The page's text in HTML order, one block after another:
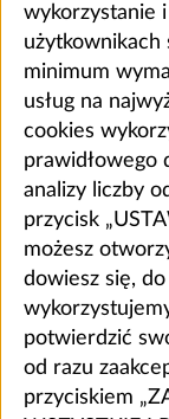
wykorzystanie
użytkownikach
minimum
usług na
cookies
prawidłowego
analizy liczby
przycisk
możesz
dowiesz się,
potwierdzić
od razu
przyciskiem